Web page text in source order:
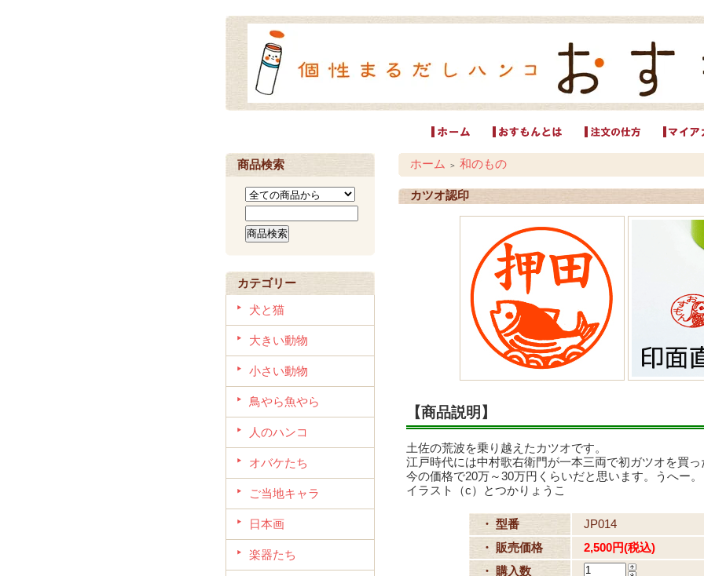
商品検索
カテゴリー
犬と猫
大きい動物
小さい動物
鳥やら魚やら
人のハンコ
オバケたち
ご当地キャラ
日本画
楽器たち
ホーム ＞ 和のもの
カツオ認印
【商品説明】
土佐の荒波を乗り越えたカツオです。
江戸時代には中村歌右衛門が一本三両で初ガツオを買っ
今の価格で20万～30万円くらいだと思います。うへー。
イラスト（c）とつかりょうこ
・ 型番
JP014
・ 販売価格
2,500円(税込)
・ 購入数